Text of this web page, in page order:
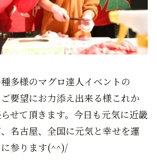
多様のマグロ達人イベントの
要望にお力添え出来る様これか
せて頂きます。今日も元気に近畿
名古屋、全国に元気と幸せを運
参ります(^^)/